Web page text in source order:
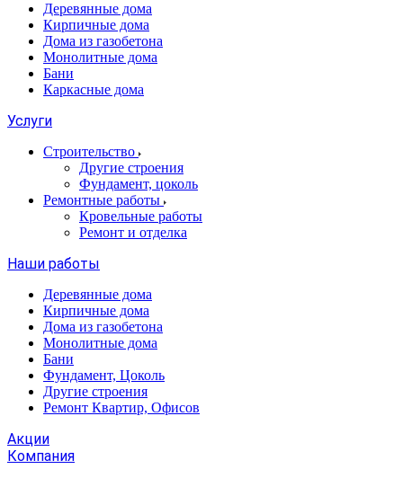
Деревянные дома
Кирпичные дома
Дома из газобетона
Монолитные дома
Бани
Каркасные дома
Услуги
Строительство
Другие строения
Фундамент, цоколь
Ремонтные работы
Кровельные работы
Ремонт и отделка
Наши работы
Деревянные дома
Кирпичные дома
Дома из газобетона
Монолитные дома
Бани
Фундамент, Цоколь
Другие строения
Ремонт Квартир, Офисов
Акции
Компания